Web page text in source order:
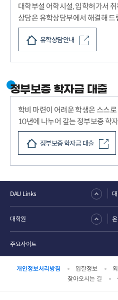
대학부설 어학시설, 입학허가서
상담은 유학상담부에서 해결해 드
유학상담안내
정부보증 학자금 대출
학비 마련이 어려운 학생은 스스
10년에 나누어 갚는 정부보증 학
정부보증 학자금 대출
개인정보처리방침 입찰정보
찾아오시는 길
DAU Links
대학원
주요사이트